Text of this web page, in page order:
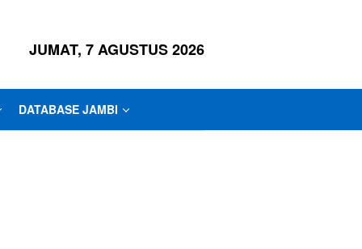
JUMAT, 7 AGUSTUS 2026
DATABASE JAMBI